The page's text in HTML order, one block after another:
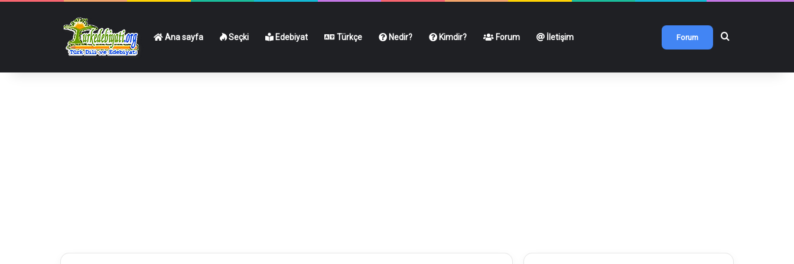
Ana sayfa Seçki Edebiyat Türkçe Nedir? Kimdir? Forum İletişim Forum Arama yap ...